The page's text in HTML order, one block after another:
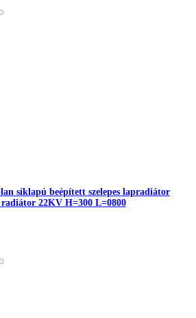
síklapú beépített szelepes lapradiátor
radiátor 22KV H=300 L=0800